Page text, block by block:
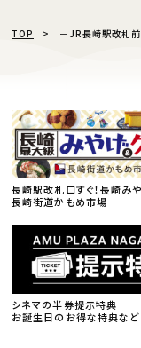
TOP －JR長崎駅改札
長崎駅改札口すぐ！長崎み
長崎街道かもめ市場
シネマの半券提示特典
お誕生日のお得な特典など